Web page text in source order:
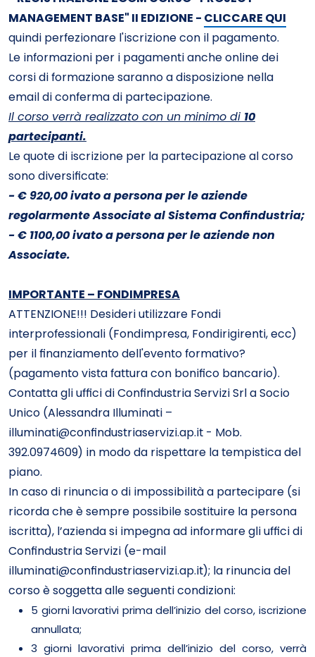
MANAGEMENT BASE" II EDIZIONE - CLICCARE QUI
quindi perfezionare l'iscrizione con il pagamento.
Le informazioni per i pagamenti anche online dei
corsi di formazione saranno a disposizione nella
email di conferma di partecipazione.
Il corso verrà realizzato con un minimo di 10
partecipanti.
Le quote di iscrizione per la partecipazione al corso
sono diversificate:
- € 920,00 ivato a persona per le aziende
regolarmente Associate al Sistema Confindustria;
- € 1100,00 ivato a persona per le aziende non
Associate.
IMPORTANTE – FONDIMPRESA
ATTENZIONE!!! Desideri utilizzare Fondi
interprofessionali (Fondimpresa, Fondirigirenti, ecc)
per il finanziamento dell'evento formativo?
(pagamento vista fattura con bonifico bancario).
Contatta gli uffici di Confindustria Servizi Srl a Socio
Unico (Alessandra Illuminati –
illuminati@confindustriaservizi.ap.it - Mob.
392.0974609) in modo da rispettare la tempistica del
piano.
In caso di rinuncia o di impossibilità a partecipare (si
ricorda che è sempre possibile sostituire la persona
iscritta), l’azienda si impegna ad informare gli uffici di
Confindustria Servizi (e-mail
illuminati@confindustriaservizi.ap.it); la rinuncia del
corso è soggetta alle seguenti condizioni:
5 giorni lavorativi prima dell’inizio del corso, iscrizione
annullata;
3 giorni lavorativi prima dell’inizio del corso, verrà